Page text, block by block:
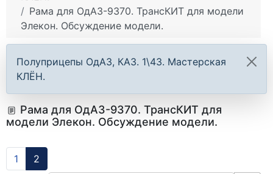
Рама для ОдАЗ-9370. ТрансКИТ для модели
Элекон. Обсуждение модели.
Полуприцепы ОдАЗ, КАЗ. 1\43. Мастерская
КЛЁН.
Рама для ОдАЗ-9370. ТрансКИТ для
модели Элекон. Обсуждение модели.
1 2